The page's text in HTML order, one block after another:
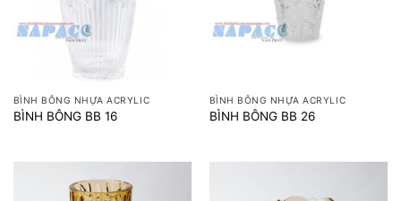
BÌNH BÔNG NHỰA ACRYLIC
BÌNH BÔNG BB 16
BÌNH BÔNG NHỰA ACRYLIC
BÌNH BÔNG BB 26